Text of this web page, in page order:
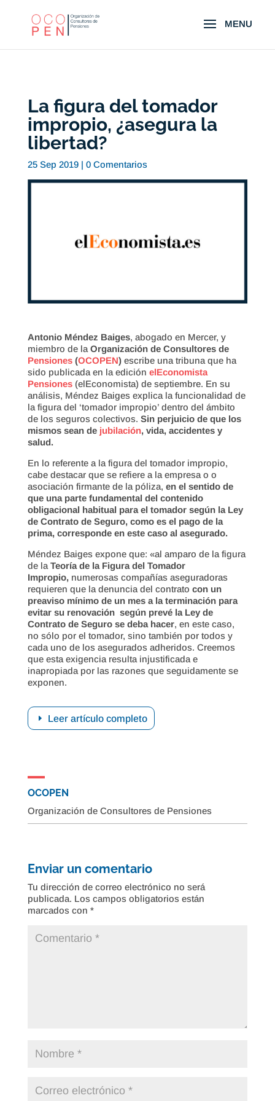
La figura del tomador
impropio, ¿asegura la
libertad?
25 Sep 2019| 0 Comentarios
Antonio Méndez Baiges, abogado en Mercer, y
miembro de la Organización de Consultores de
Pensiones(OCOPEN) escribe una tribuna que ha
sido publicada en la edición elEconomista
Pensiones(elEconomista) de septiembre. En su
análisis, Méndez Baiges explica la funcionalidad de
la figura del ‘tomador impropio’ dentro del ámbito
de los seguros colectivos. Sin perjuicio de que los
mismos sean de jubilación, vida, accidentes y
salud.
En lo referente a la figura del tomador impropio,
cabe destacar que se refiere a la empresa o o
asociación firmante de la póliza, en el sentido de
que una parte fundamental del contenido
obligacional habitual para el tomador según la Ley
de Contrato de Seguro, como es el pago de la
prima, corresponde en este caso al asegurado.
Méndez Baiges expone que: «al amparo de la figura
de la Teoría de la Figura del Tomador
Impropio,numerosas compañías aseguradoras
requieren que la denuncia del contrato con un
preaviso mínimo de un mes a la terminación para
evitar su renovación según prevé la Ley de
Contrato de Seguro se deba hacer, en este caso,
no sólo por el tomador, sino también por todos y
cada uno de los asegurados adheridos. Creemos
que esta exigencia resulta injustificada e
inapropiada por las razones que seguidamente se
exponen.
Leer artículo completo
OCOPEN
Organización de Consultores de Pensiones
Enviar un comentario
Tu dirección de correo electrónico no será
publicada. Los campos obligatorios están
marcados con *